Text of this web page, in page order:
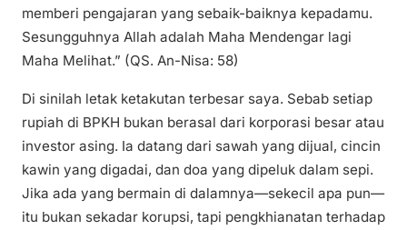
memberi pengajaran yang sebaik-baiknya kepadamu.
Sesungguhnya Allah adalah Maha Mendengar lagi
Maha Melihat.” (QS. An-Nisa: 58)
Di sinilah letak ketakutan terbesar saya. Sebab setiap
rupiah di BPKH bukan berasal dari korporasi besar atau
investor asing. Ia datang dari sawah yang dijual, cincin
kawin yang digadai, dan doa yang dipeluk dalam sepi.
Jika ada yang bermain di dalamnya—sekecil apa pun—
itu bukan sekadar korupsi, tapi pengkhianatan terhadap